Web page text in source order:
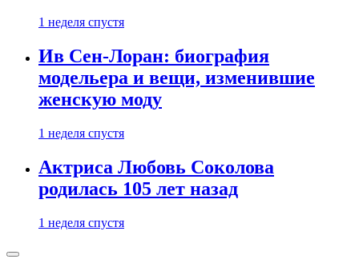
1 неделя спустя
Ив Сен-Лоран: биография
модельера и вещи, изменившие
женскую моду
1 неделя спустя
Актриса Любовь Соколова
родилась 105 лет назад
1 неделя спустя